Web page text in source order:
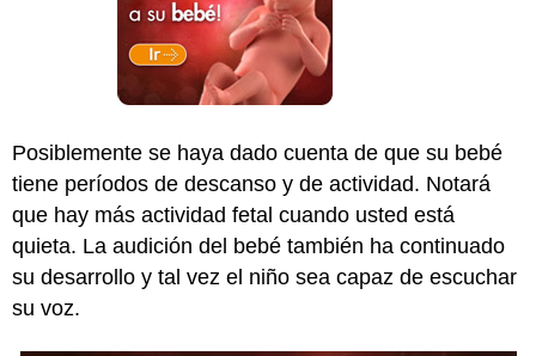
Posiblemente se haya dado cuenta de que su bebé
tiene períodos de descanso y de actividad. Notará
que hay más actividad fetal cuando usted está
quieta. La audición del bebé también ha continuado
su desarrollo y tal vez el niño sea capaz de escuchar
su voz.